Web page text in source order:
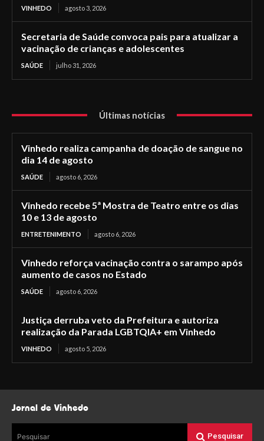
VINHEDO agosto 3, 2026
Secretaria de Saúde convoca pais para atualizar a
vacinação de crianças e adolescentes
SAÚDE julho 31, 2026
Últimas notícias
Vinhedo realiza campanha de doação de sangue no
dia 14 de agosto
SAÚDE agosto 6, 2026
Vinhedo recebe 5ª Mostra de Teatro entre os dias
10 e 13 de agosto
ENTRETENIMENTO agosto 6, 2026
Vinhedo reforça vacinação contra o sarampo após
aumento de casos no Estado
SAÚDE agosto 6, 2026
Justiça derruba veto da Prefeitura e autoriza
realização da Parada LGBTQIA+ em Vinhedo
VINHEDO agosto 5, 2026
Jornal de Vinhedo
Pesquisar Pesquisar